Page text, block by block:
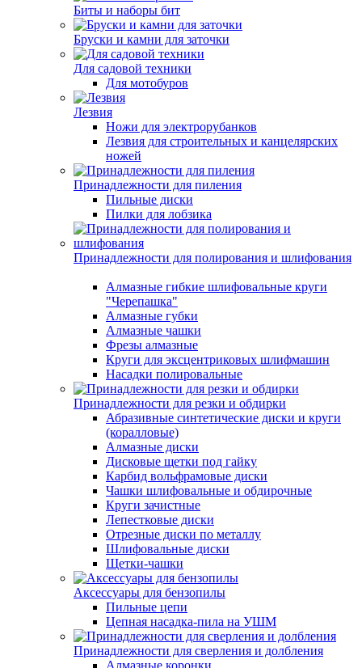
Биты и наборы бит
Бруски и камни для заточки
Для садовой техники
Для мотобуров
Лезвия
Ножи для электрорубанков
Лезвия для строительных и канцелярских
ножей
Принадлежности для пиления
Пильные диски
Пилки для лобзика
Принадлежности для полирования и шлифования
Алмазные гибкие шлифовальные круги
"Черепашка"
Алмазные губки
Алмазные чашки
Фрезы алмазные
Круги для эксцентриковых шлифмашин
Насадки полировальные
Принадлежности для резки и обдирки
Абразивные синтетические диски и круги
(коралловые)
Алмазные диски
Дисковые щетки под гайку
Карбид вольфрамовые диски
Чашки шлифовальные и обдирочные
Круги зачистные
Лепестковые диски
Отрезные диски по металлу
Шлифовальные диски
Щетки-чашки
Аксессуары для бензопилы
Пильные цепи
Цепная насадка-пила на УШМ
Принадлежности для сверления и долбления
Алмазные коронки